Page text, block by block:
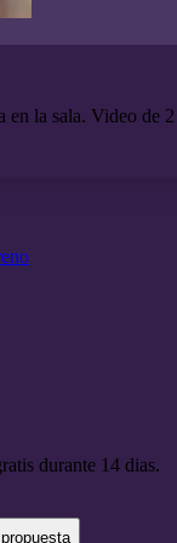
en la sala. Video de
durante 14 dias.